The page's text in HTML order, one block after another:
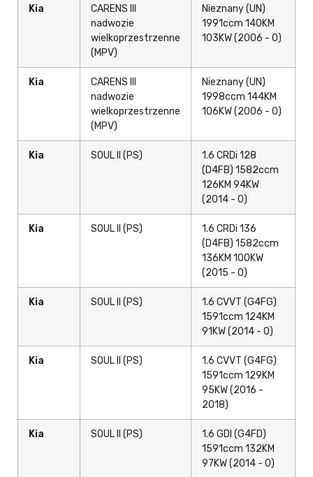
Kia
CARENS III
nadwozie
wielkoprzestrzenne
(MPV)
Nieznany (UN)
1991ccm 140KM
103KW (2006 - 0)
Kia
CARENS III
nadwozie
wielkoprzestrzenne
(MPV)
Nieznany (UN)
1998ccm 144KM
106KW (2006 - 0)
Kia SOUL II (PS)
1.6 CRDi 128
(D4FB) 1582ccm
126KM 94KW
(2014 - 0)
Kia SOUL II (PS)
1.6 CRDi 136
(D4FB) 1582ccm
136KM 100KW
(2015 - 0)
Kia SOUL II (PS)
1.6 CVVT (G4FG)
1591ccm 124KM
91KW (2014 - 0)
Kia SOUL II (PS)
1.6 CVVT (G4FG)
1591ccm 129KM
95KW (2016 -
2018)
Kia SOUL II (PS)
1.6 GDI (G4FD)
1591ccm 132KM
97KW (2014 - 0)